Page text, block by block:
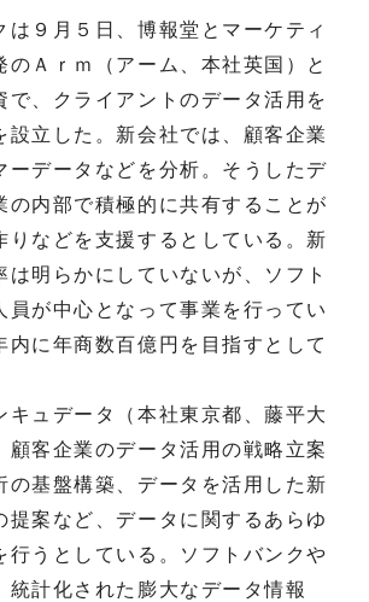
９月５日、博報堂とマーケティ
のＡｒｍ（アーム、本社英国）と
で、クライアントのデータ活用を
設立した。新会社では、顧客企業
ーデータなどを分析。そうしたデ
の内部で積極的に共有することが
りなどを支援するとしている。新
は明らかにしていないが、ソフト
員が中心となって事業を行ってい
内に年商数百億円を目指すとして
ュデータ（本社東京都、藤平大
顧客企業のデータ活用の戦略立案
の基盤構築、データを活用した新
提案など、データに関するあらゆ
行うとしている。ソフトバンクや
統計化された膨大なデータ情報